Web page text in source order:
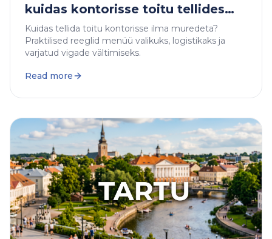
kuidas kontorisse toitu tellides
mitte puusse panna
Kuidas tellida toitu kontorisse ilma muredeta?
Praktilised reeglid menüü valikuks, logistikaks ja
varjatud vigade vältimiseks.
Read more